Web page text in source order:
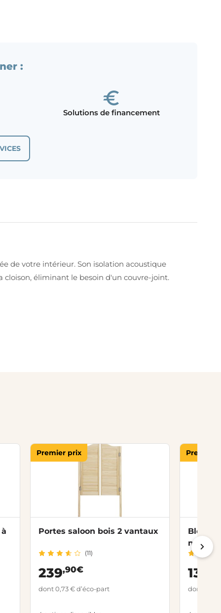
:
Solutions de financement
de votre intérieur. Son isolation acoustique
éliminant le besoin d'un couvre-joint.
Premier prix
Portes saloon bois 2 vantaux
(11)
239,90€
dont 0,73 € d’éco-part
Premier
Bloc-
139
dont 0,73